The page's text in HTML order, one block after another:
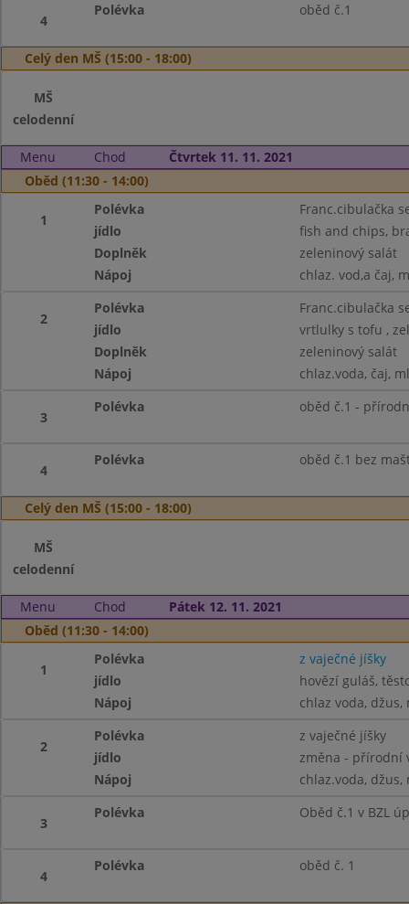
4
Polévka oběd č.1
Celý den MŠ (15:00 - 18:00)
MŠ
celodenní
Menu Chod
Čtvrtek 11. 11. 2021
Oběd (11:30 - 14:00)
1
Polévka
Franc.cibulačka
jídlo
fish and chips,
Doplněk
zeleninový salát
Nápoj
chlaz. vod,a čaj,
2
Polévka
Franc.cibulačka
jídlo
vrtlulky s tofu ,
Doplněk
zeleninový salát
Nápoj
chlaz.voda, čaj,
3
Polévka oběd č.1 -
4
Polévka oběd č.1 bez
Celý den MŠ (15:00 - 18:00)
MŠ
celodenní
Menu Chod
Pátek 12. 11. 2021
Oběd (11:30 - 14:00)
1
Polévka
z vaječné jíšky
jídlo
hovězí guláš,
Nápoj
chlaz voda, džus,
2
Polévka
z vaječné jíšky
jídlo
změna - přírodní
Nápoj
chlaz.voda, džus,
3
Polévka Oběd č.1 v BZL
4
Polévka oběd č. 1